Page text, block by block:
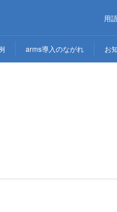
arms導入のながれ お
用